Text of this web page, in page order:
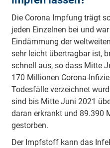
Die Corona Impfung trägt
jeden Einzelnen bei und
Eindämmung der
sehr leicht übertragbar ist,
schnell aus, so dass Mitte
170 Millionen Corona-
Todesfälle verzeichnet
sind bis Mitte Juni 2021
daran erkrankt und 89.390
gestorben.
Der Impfstoff kann das